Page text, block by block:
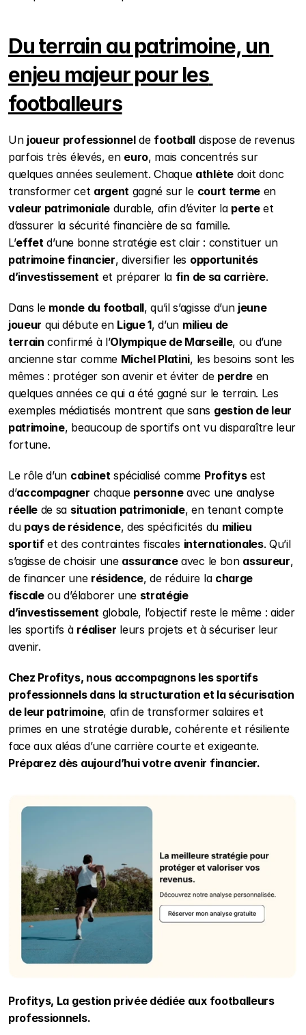
Du terrain au patrimoine, un
enjeu majeur pour les
footballeurs
Un joueur professionnel de football dispose de revenus
parfois très élevés, en euro, mais concentrés sur
quelques années seulement. Chaque athlète doit donc
transformer cet argent gagné sur le court terme
valeur patrimoniale durable, afin d’éviter la perte et
d’assurer la sécurité financière de sa famille.
L’effet
d’une bonne stratégie est clair : constituer un
patrimoine financier, diversifier les opportunités
d’investissement et préparer la fin de sa carrière.
Dans le monde du football, qu’il s’agisse d’un jeune
joueur qui débute en Ligue 1, d’un milieu de
terrain confirmé à l’Olympique de Marseille, ou d’une
ancienne star comme Michel Platini, les besoins sont les
mêmes : protéger son avenir et éviter de perdre en
quelques années ce qui a été gagné sur le terrain. Les
exemples médiatisés montrent que sans gestion de leur
patrimoine, beaucoup de sportifs ont vu disparaître leur
fortune.
Le rôle d’un cabinet spécialisé comme Profitys est
d’accompagner chaque personne
avec une analyse
réelle de sa situation patrimoniale, en tenant compte
du pays de résidence, des spécificités du milieu
sportif et des contraintes fiscales internationales. Qu’il
s’agisse de choisir une assurance avec le bon assureur,
de financer une résidence, de réduire la charge
fiscale ou d’élaborer une stratégie
d’investissement globale, l’objectif reste le même : aider
les sportifs à réaliser leurs projets et à sécuriser leur
avenir.
Chez Profitys, nous accompagnons les sportifs
professionnels dans la structuration et la sécurisation
de leur patrimoine, afin de transformer salaires et
primes en une stratégie durable, cohérente et résiliente
face aux aléas d’une carrière courte et exigeante.
Préparez dès aujourd’hui votre avenir financier.
Profitys, La gestion privée dédiée aux footballeurs
professionnels.